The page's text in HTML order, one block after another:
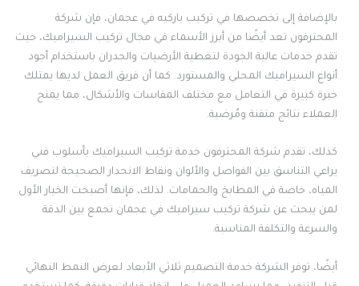
بالإضافة إلى تخصصها في تركيب باركيه في عجمان، فإن شركة
المحترفون تعد أيضًا من أبرز الأسماء في مجال تركيب السيراميك، حيث
تقدم خدمات عالية الجودة لتغطية الأرضيات والجدران باستخدام أجود
أنواع السيراميك المحلي والمستورد. كما أن فريق العمل لديها يمتلك
خبرة كبيرة في التعامل مع مختلف المقاسات والأشكال، مما يمنح
العملاء نتائج متقنة ومُرضية.
كذلك، تقدم شركة المحترفون خدمة تركيب السيراميك بأسلوب فني
يراعي التناسق بين الفواصل والألوان ونقاط الانحدار الصحيحة لتصريف
المياه، خاصة في المطابخ والحمامات. لذلك، فإنها أصبحت الخيار الأول
لمن يبحث عن شركة تركيب سيراميك في عجمان تجمع بين الدقة
والسرعة والتكلفة المناسبة.
أيضًا، توفر الشركة خدمة التصميم ثلاثي الأبعاد لعرض النمط النهائي